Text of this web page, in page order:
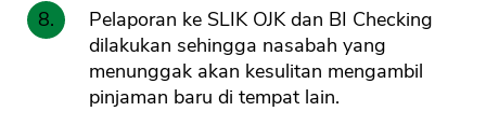
Pelaporan ke SLIK OJK dan BI Checking
dilakukan sehingga nasabah yang
menunggak akan kesulitan mengambil
pinjaman baru di tempat lain.